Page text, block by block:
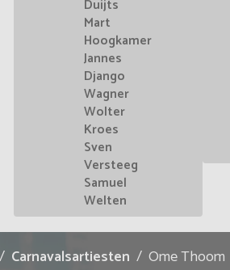
Duijts
Mart
Hoogkamer
Jannes
Django
Wagner
Wolter
Kroes
Sven
Versteeg
Samuel
Welten
Carnavalsartiesten Ome Thoom